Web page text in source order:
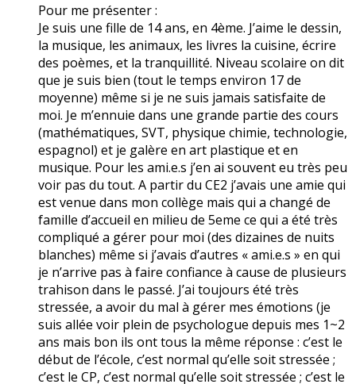
Pour me présenter :
Je suis une fille de 14 ans, en 4ème. J’aime le dessin,
la musique, les animaux, les livres la cuisine, écrire
des poèmes, et la tranquillité. Niveau scolaire on dit
que je suis bien (tout le temps environ 17 de
moyenne) même si je ne suis jamais satisfaite de
moi. Je m’ennuie dans une grande partie des cours
(mathématiques, SVT, physique chimie, technologie,
espagnol) et je galère en art plastique et en
musique. Pour les ami.e.s j’en ai souvent eu très peu
voir pas du tout. A partir du CE2 j’avais une amie qui
est venue dans mon collège mais qui a changé de
famille d’accueil en milieu de 5eme ce qui a été très
compliqué a gérer pour moi (des dizaines de nuits
blanches) même si j’avais d’autres « ami.e.s » en qui
je n’arrive pas à faire confiance à cause de plusieurs
trahison dans le passé. J’ai toujours été très
stressée, a avoir du mal à gérer mes émotions (je
suis allée voir plein de psychologue depuis mes 1~2
ans mais bon ils ont tous la même réponse : c’est le
début de l’école, c’est normal qu’elle soit stressée ;
c’est le CP, c’est normal qu’elle soit stressée ; c’est le